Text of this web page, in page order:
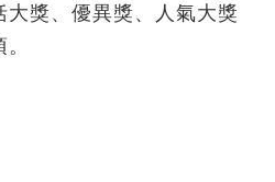
獎、優異獎、人氣大獎